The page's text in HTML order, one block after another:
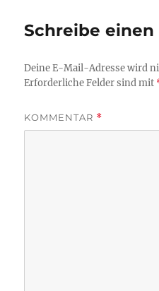
Schreibe
Deine E-Mail-Adresse wird
Erforderliche Felder sind mit
KOMMENTAR *